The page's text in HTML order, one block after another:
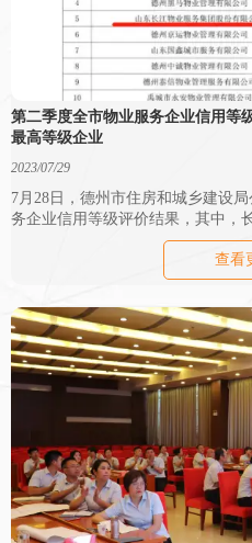
第二季度全市物业服务企业信用等
最高等级企业
2023/07/29
7月28日，德州市住房和城乡建设
务企业信用等级评价结果，其中，
查看